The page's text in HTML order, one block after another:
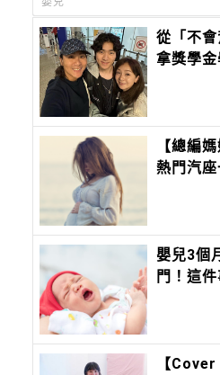
從「不
拿獎學金
【總編
熱門汽座
嬰兒3個
門！這
【